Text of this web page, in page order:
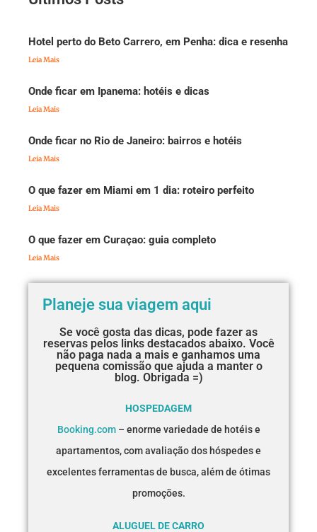
Hotel perto do Beto Carrero, em Penha: dica e resenha
Leia Mais
Onde ficar em Ipanema: hotéis e dicas
Leia Mais
Onde ficar no Rio de Janeiro: bairros e hotéis
Leia Mais
O que fazer em Miami em 1 dia: roteiro perfeito
Leia Mais
O que fazer em Curaçao: guia completo
Leia Mais
Planeje sua viagem aqui
Se você gosta das dicas, pode fazer as
reservas pelos links destacados abaixo. Você
não paga nada a mais e ganhamos uma
pequena comissão que ajuda a manter o
blog. Obrigada =)
HOSPEDAGEM
Booking.com– enorme variedade de hotéis e
apartamentos, com avaliação dos hóspedes e
excelentes ferramentas de busca, além de ótimas
promoções.
ALUGUEL DE CARRO